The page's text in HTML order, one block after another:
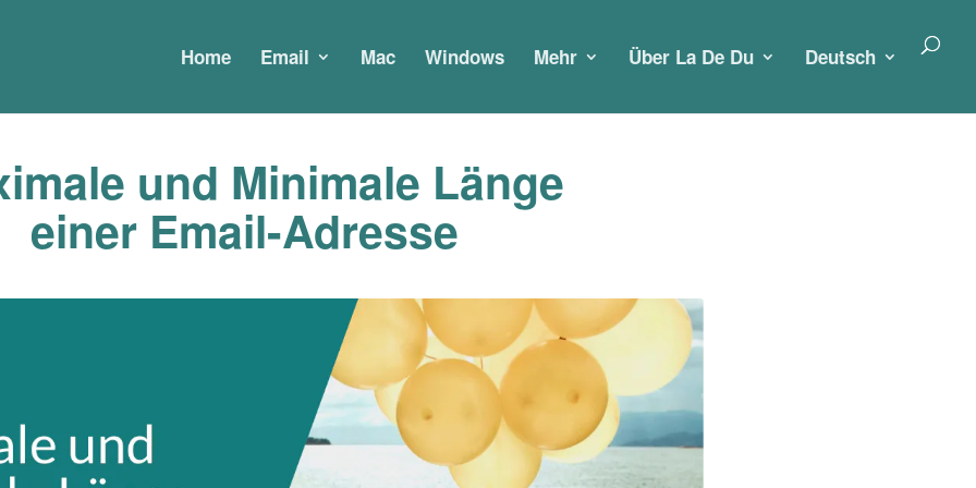
Home Email Mac Windows Mehr Über La De Du Deutsch
und Minimale Länge
einer Email-Adresse